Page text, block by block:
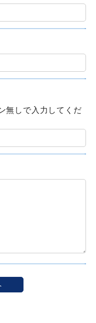
無しで入力してくだ